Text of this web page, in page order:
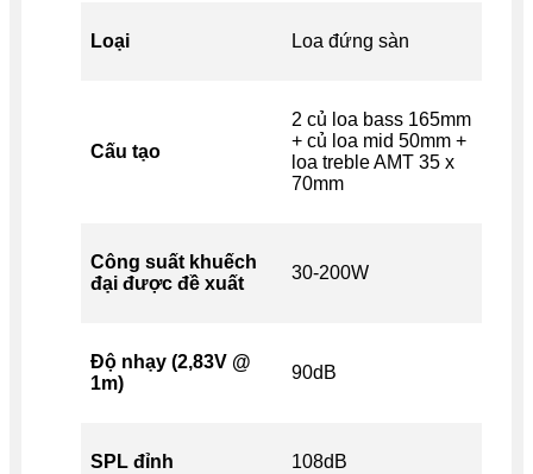
Loại Loa đứng sàn
Cấu tạo
2 củ loa bass 165mm
+ củ loa mid 50mm +
loa treble AMT 35 x
70mm
Công suất khuếch
đại được đề xuất
30-200W
Độ nhạy (2,83V @
1m)
90dB
SPL đỉnh 108dB